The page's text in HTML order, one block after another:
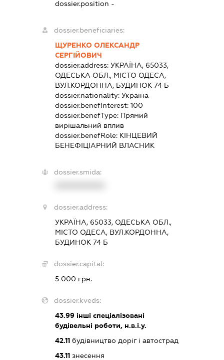
dossier.position -
dossier.beneficiaries:
ЩУРЕНКО ОЛЕКСАНДР
СЕРГІЙОВИЧ
dossier.address: УКРАЇНА, 65033,
ОДЕСЬКА ОБЛ., МІСТО ОДЕСА,
ВУЛ.КОРДОННА, БУДИНОК 74 Б
dossier.nationality: Україна
dossier.benefInterest: 100
dossier.benefType: Прямий
вирішальний вплив
dossier.benefRole: КІНЦЕВИЙ
БЕНЕФІЦІАРНИЙ ВЛАСНИК
dossier.smida:
dossier.address:
УКРАЇНА, 65033, ОДЕСЬКА ОБЛ.,
МІСТО ОДЕСА, ВУЛ.КОРДОННА,
БУДИНОК 74 Б
dossier.capital:
5 000 грн.
dossier.kveds:
43.99інші спеціалізовані
будівельні роботи, н.в.і.у.
42.11будівництво доріг і автострад
43.11знесення